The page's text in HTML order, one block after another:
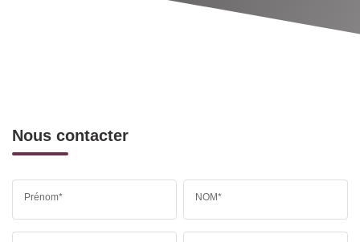
Nous contacter
Prénom* NOM*